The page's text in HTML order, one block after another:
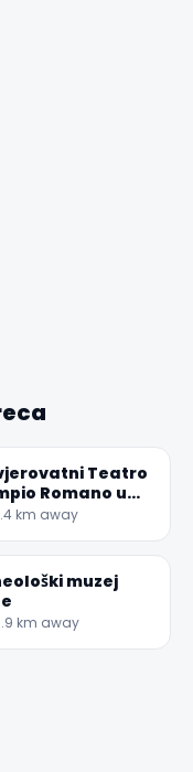
Teatro
Romano u
km away
muzej
km away